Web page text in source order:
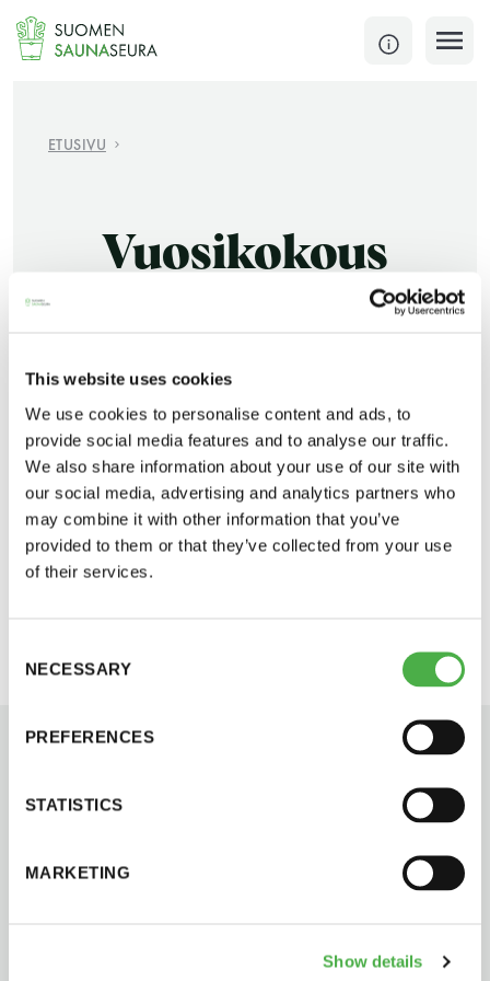
This website uses cookies
We use cookies to personalise content and ads, to
provide social media features and to analyse our traffic.
We also share information about your use of our site with
our social media, advertising and analytics partners who
may combine it with other information that you’ve
provided to them or that they’ve collected from your use
of their services.
Selection
NECESSARY
PREFERENCES
STATISTICS
MARKETING
Show details
Siirry
sisältöön
SULJE
KATSO TARKEMMAT AUKIOLOAJAT
Saunatalo on avoinna
-Naisten päivät ovat maanantai ja
ETUSIVU
Vuosikokous
JÄSENUUTISET 21.10.2019
Tervetuloa Suomen Saunaseura ry:n
syyskokoukseen!
Suomen Saunaseura ry:n sääntömääräinen syyskokous